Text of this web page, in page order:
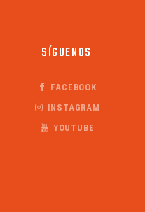
SÍGUENOS
FACEBOOK
INSTAGRAM
YOUTUBE